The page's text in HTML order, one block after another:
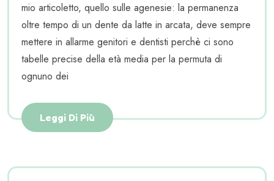
mio articoletto, quello sulle agenesie: la permanenza
oltre tempo di un dente da latte in arcata, deve sempre
mettere in allarme genitori e dentisti perchè ci sono
tabelle precise della età media per la permuta di
ognuno dei
Leggi Di Più